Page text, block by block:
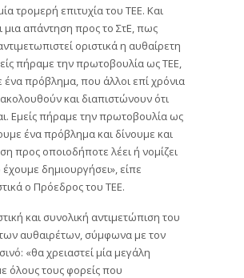
τρομερή επιτυχία του ΤΕΕ. Και
μια απάντηση προς το ΣτΕ, πως
οριστικά η αυθαίρετη
πήραμε την πρωτοβουλία ως ΤΕΕ,
πρόβλημα, που άλλοι επί χρόνια
και διαπιστώνουν ότι
Εμείς πήραμε την πρωτοβουλία ως
ένα πρόβλημα και δίνουμε και
προς οποιοδήποτε λέει ή νομίζει
έχουμε δημιουργήσει», είπε
ο Πρόεδρος του ΤΕΕ.
και συνολική αντιμετώπιση του
αυθαιρέτων, σύμφωνα με τον
«θα χρειαστεί μία μεγάλη
όλους τους φορείς που